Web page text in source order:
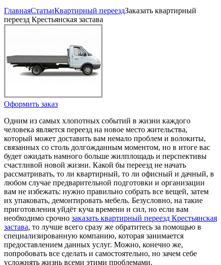
ГлавнаяCтатьиКвартирный переездЗаказать квартирный
переезд Крестьянская застава
Оформить заказ
Одним из самых хлопотных событий в жизни каждого
человека является переезд на новое место жительства,
который может доставить вам немало проблем и волокиты,
связанных со столь долгожданным моментом, но в итоге вас
будет ожидать намного больше жилплощадь и перспективы
счастливой новой жизни. Какой бы переезд не начать
рассматривать, то ли квартирный, то ли офисный и дачный, в
любом случае предварительной подготовки и организации
вам не избежать: нужно правильно собрать все вещей, затем
их упаковать, демонтировать мебель. Безусловно, на такие
приготовления уйдёт куча времени и сил, но если вам
необходимо срочно заказать квартирный переезд Крестьянская
застава, то лучше всего сразу же обратитесь за помощью в
специализированную компанию, которая занимается
предоставлением данных услуг. Можно, конечно же,
попробовать все сделать и самостоятельно, но зачем себе
усложнять жизнь всеми этими проблемами.